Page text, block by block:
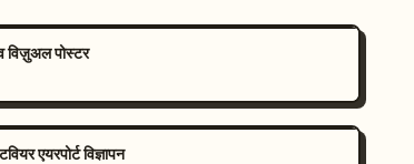
विज़ुअल पोस्टर
एयरपोर्ट विज्ञापन